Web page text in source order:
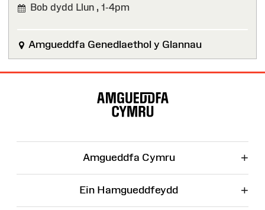
Bob dydd Llun , 1-4pm
Amgueddfa Genedlaethol y Glannau
Amgueddfa Cymru +
Ein Hamgueddfeydd +